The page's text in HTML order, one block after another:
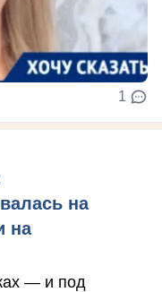
1
на
на
— и под